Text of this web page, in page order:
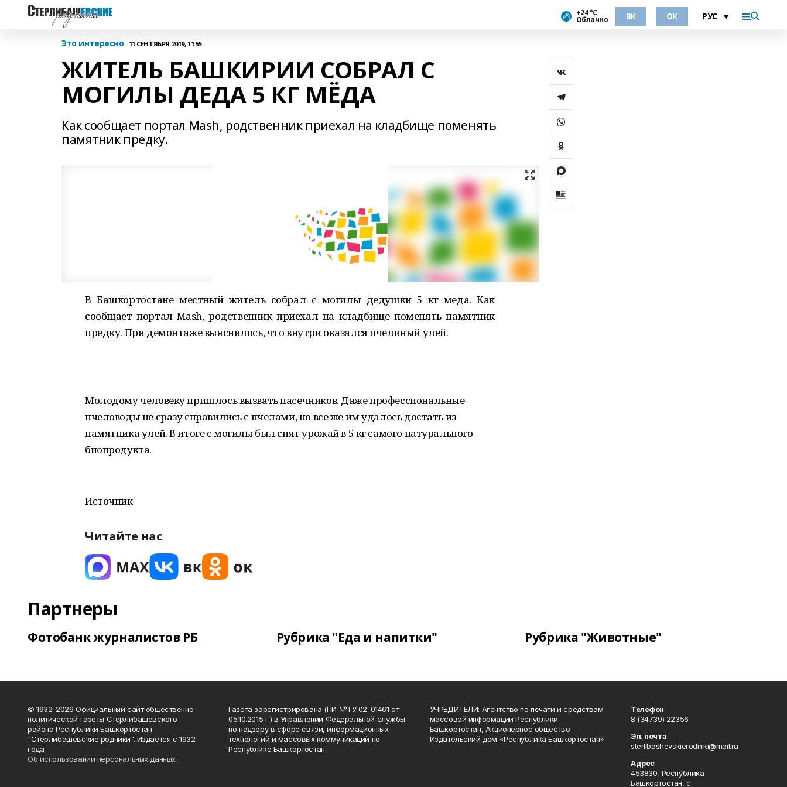
+24 °С
Облачно ВК ОК
Это интересно 11 СЕНТЯБРЯ 2019, 11:55
ЖИТЕЛЬ БАШКИРИИ СОБРАЛ С
МОГИЛЫ ДЕДА 5 КГ МЁДА
Как сообщает портал Mash, родственник приехал на кладбище поменять
памятник предку.
В Башкортостане местный житель собрал с могилы дедушки 5 кг меда. Как
сообщает портал Mash, родственник приехал на кладбище поменять памятник
предку. При демонтаже выяснилось, что внутри оказался пчелиный улей.
Молодому человеку пришлось вызвать пасечников. Даже профессиональные
пчеловоды не сразу справились с пчелами, но все же им удалось достать из
памятника улей. В итоге с могилы был снят урожай в 5 кг самого натурального
биопродукта.
Источник
Читайте нас
Партнеры
Фотобанк журналистов РБ Рубрика "Еда и напитки" Рубрика "Животные"
© 1932-2026 Официальный сайт общественно-
политической газеты Стерлибашевского
района Республики Башкортостан
"Стерлибашевские родники". Издается с 1932
года
Об использовании персональных данных
Газета зарегистрирована (ПИ №ТУ 02-01461 от
05.10.2015 г.) в Управлении Федеральной службы
по надзору в сфере связи, информационных
технологий и массовых коммуникаций по
Республике Башкортостан.
УЧРЕДИТЕЛИ: Агентство по печати и средствам
массовой информации Республики
Башкортостан, Акционерное общество
Издательский дом «Республика Башкортостан».
Телефон
8 (34739) 22356
Эл. почта
sterlibashevskierodniki@mail.ru
Адрес
453830, Республика
Башкортостан, c.